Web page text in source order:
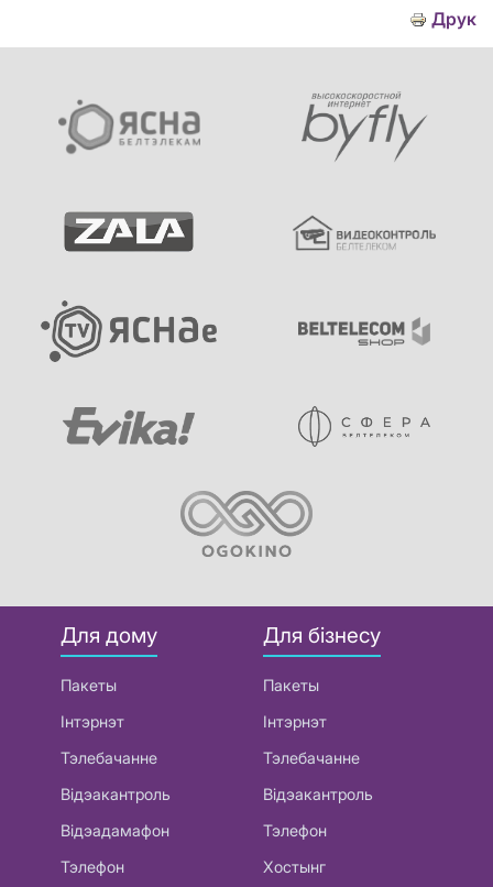
Друк
Для дому
Пакеты
Інтэрнэт
Тэлебачанне
Відэакантроль
Відэадамафон
Тэлефон
Для бізнесу
Пакеты
Інтэрнэт
Тэлебачанне
Відэакантроль
Тэлефон
Хостынг